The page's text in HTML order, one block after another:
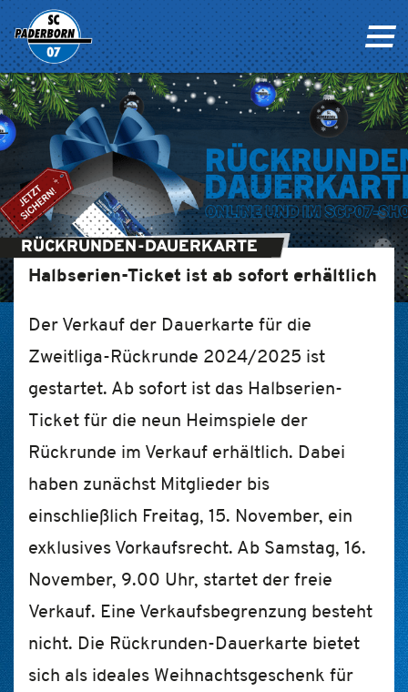
RÜCKRUNDEN-DAUERKARTE
Halbserien-Ticket ist ab sofort erhältlich
Der Verkauf der Dauerkarte für die
Zweitliga-Rückrunde 2024/2025 ist
gestartet. Ab sofort ist das Halbserien-
Ticket für die neun Heimspiele der
Rückrunde im Verkauf erhältlich. Dabei
haben zunächst Mitglieder bis
einschließlich Freitag, 15. November, ein
exklusives Vorkaufsrecht. Ab Samstag, 16.
November, 9.00 Uhr, startet der freie
Verkauf. Eine Verkaufsbegrenzung besteht
nicht. Die Rückrunden-Dauerkarte bietet
sich als ideales Weihnachtsgeschenk für